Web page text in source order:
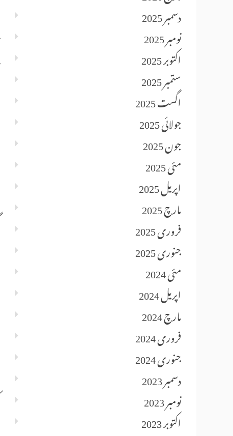
دسمبر 2025
نومبر 2025
اکتوبر 2025
ستمبر 2025
اگست 2025
جولائی 2025
جون 2025
مئی 2025
اپریل 2025
مارچ 2025
فروری 2025
جنوری 2025
مئی 2024
اپریل 2024
مارچ 2024
فروری 2024
جنوری 2024
دسمبر 2023
نومبر 2023
اکتوبر 2023